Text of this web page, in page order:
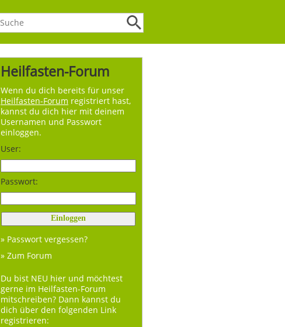
Heilfasten-Forum
Wenn du dich bereits für unser
Heilfasten-Forum registriert hast,
kannst du dich hier mit deinem
Usernamen und Passwort
einloggen.
User:
Passwort:
» Passwort vergessen?
» Zum Forum
Du bist NEU hier und möchtest
gerne im Heilfasten-Forum
mitschreiben? Dann kannst du
dich über den folgenden Link
registrieren: